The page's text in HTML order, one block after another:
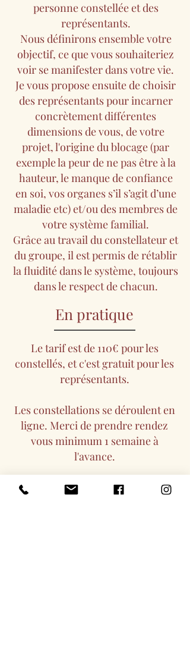
personne constellée et des
représentants.
Nous définirons ensemble votre
objectif, ce que vous souhaiteriez
voir se manifester dans votre vie.
Je vous propose ensuite de choisir
des représentants pour incarner
concrètement différentes
dimensions de vous, de votre
projet, l'origine du blocage (par
exemple la peur de ne pas être à la
hauteur, le manque de confiance
en soi, vos organes s’il s’agit d’une
maladie etc) et/ou des membres de
votre système familial.
Grâce au travail du constellateur et
du groupe, il est permis de rétablir
la fluidité dans le système, toujours
dans le respect de chacun.
En pratique
Le tarif est de 110€ pour les
constellés, et c'est gratuit pour les
représentants.
Les constellations se déroulent en
ligne. Merci de prendre rendez
vous minimum 1 semaine à
l'avance.
Les constellations en présentiel se